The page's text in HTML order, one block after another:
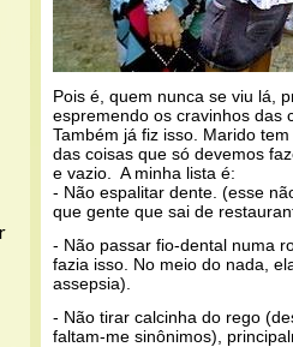
Pois é, quem nunca se viu lá,
espremendo os cravinhos das
Também já fiz isso. Marido
das coisas que só devemos
e vazio. A minha lista é:
- Não espalitar dente. (esse
que gente que sai de
- Não passar fio-dental numa
fazia isso. No meio do nada,
assepsia).
- Não tirar calcinha do rego
faltam-me sinônimos),